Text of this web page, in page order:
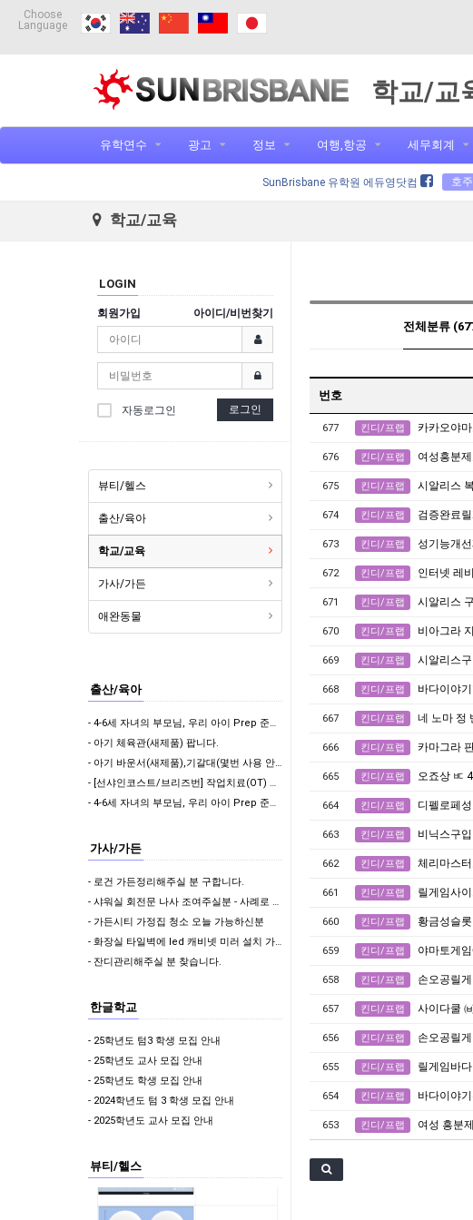
Choose
Language
학교/교
유학연수 광고 정보 여행,항공 세무회계
SunBrisbane 유학원 에듀영닷컴 호
학교/교육
LOGIN
회원가입 아이디/비번찾기
자동로그인 로그인
뷰티/헬스
출산/육아
학교/교육
가사/가든
애완동물
출산/육아
- 4-6세 자녀의 부모님, 우리 아이 Prep 준비 되었나요? 자리가 몇게 남지 않았습니다.
- 아기 체육관(새제품) 팝니다.
- 아기 바운서(새제품),기갈대(몇번 사용 안힘)팝니다.
- [선샤인코스트/브리즈번] 작업치료(OT) 기반 세심한 일상생활 지원 & 아이 돌봄 (자차 …
- 4-6세 자녀의 부모님, 우리 아이 Prep 준비 되었나요?
가사/가든
- 로건 가든정리해주실 분 구합니다.
- 샤워실 회전문 나사 조여주실분 - 사례로 50불 드려요 (위치: 사뱅)
- 가든시티 가정집 청소 오늘 가능하신분
- 화장실 타일벽에 led 캐비넷 미러 설치 가능하신분?
- 잔디관리해주실 분 찾습니다.
한글학교
- 25학년도 텀3 학생 모집 안내
- 25학년도 교사 모집 안내
- 25학년도 학생 모집 안내
- 2024학년도 텀 3 학생 모집 안내
- 2025학년도 교사 모집 안내
뷰티/헬스
전체분류
번호
677 킨디/프랩 카카오야
676 킨디/프랩 여성흥분
675 킨디/프랩 시알리스
674 킨디/프랩 검증완료
673 킨디/프랩 성기능개
672 킨디/프랩 인터넷 레
671 킨디/프랩 시알리스
670 킨디/프랩 비아그라
669 킨디/프랩 시알리스
668 킨디/프랩 바다이야
667 킨디/프랩 네 노마 정
666 킨디/프랩 카마그라
665 킨디/프랩 오죠상 ㅳ
664 킨디/프랩 디펠로페
663 킨디/프랩 비닉스구
662 킨디/프랩 체리마스
661 킨디/프랩 릴게임사
660 킨디/프랩 황금성슬
659 킨디/프랩 야마토게
658 킨디/프랩 손오공릴
657 킨디/프랩 사이다쿨
656 킨디/프랩 손오공릴
655 킨디/프랩 릴게임바
654 킨디/프랩 바다이야
653 킨디/프랩 여성 흥분